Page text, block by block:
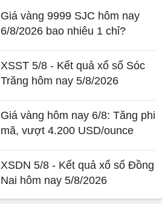
Giá vàng 9999 SJC hôm nay
6/8/2026 bao nhiêu 1 chỉ?
XSST 5/8 - Kết quả xổ số Sóc
Trăng hôm nay 5/8/2026
Giá vàng hôm nay 6/8: Tăng phi
mã, vượt 4.200 USD/ounce
XSDN 5/8 - Kết quả xổ số Đồng
Nai hôm nay 5/8/2026